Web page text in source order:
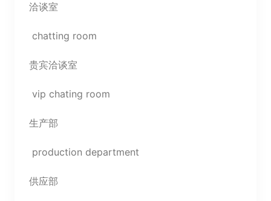
洽谈室
chatting room
贵宾洽谈室
vip chating room
生产部
production department
供应部